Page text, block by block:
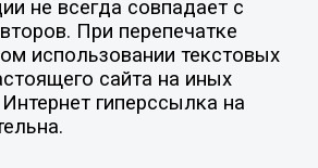
не всегда совпадает с
При перепечатке
использовании текстовых
сайта на иных
гиперссылка на